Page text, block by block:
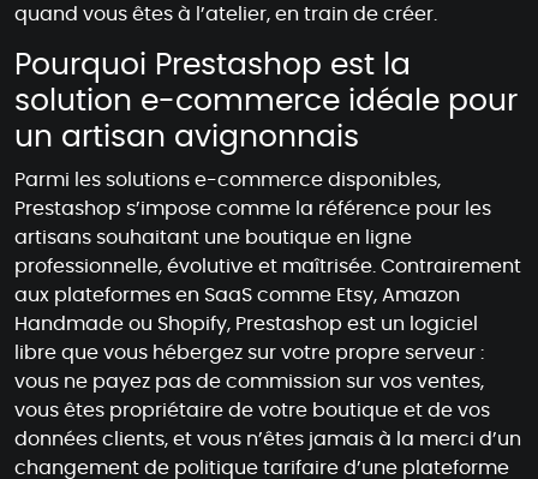
quand vous êtes à l’atelier, en train de créer.
Pourquoi Prestashop est la
solution e-commerce idéale pour
un artisan avignonnais
Parmi les solutions e-commerce disponibles,
Prestashop s’impose comme la référence pour les
artisans souhaitant une boutique en ligne
professionnelle, évolutive et maîtrisée. Contrairement
aux plateformes en SaaS comme Etsy, Amazon
Handmade ou Shopify, Prestashop est un logiciel
libre que vous hébergez sur votre propre serveur :
vous ne payez pas de commission sur vos ventes,
vous êtes propriétaire de votre boutique et de vos
données clients, et vous n’êtes jamais à la merci d’un
changement de politique tarifaire d’une plateforme